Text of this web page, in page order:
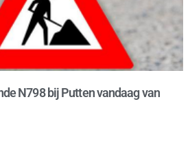
N798 bij Putten vandaag van